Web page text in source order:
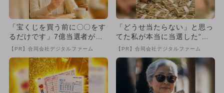
「宝くじを買う前に〇〇をす
るだけです」7億当選者が続
出
【PR】合同会社デジタルファーム
「どうせ当たらない」と思っ
てた私が本当に当選した“買
い方”がこれ
【PR】合同会社デジタルファーム